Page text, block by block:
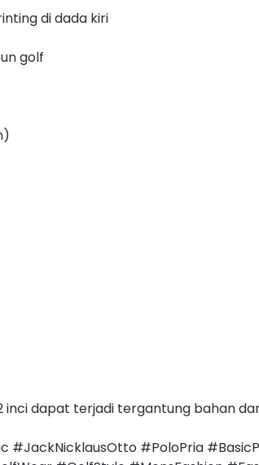
di dada kiri
golf
inci dapat terjadi tergantung bahan
#JackNicklausOtto #PoloPria